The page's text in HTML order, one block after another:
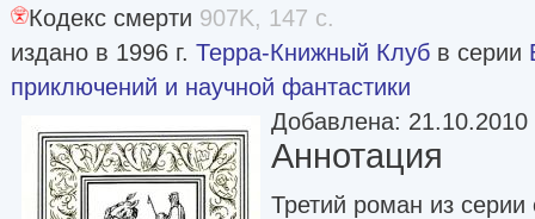
Кодекс смерти 907K, 147 с.
издано в 1996 г. Терра-Книжный Клуб в серии
приключений и научной фантастики
Добавлена: 21.10.2010
Аннотация
Третий роман из